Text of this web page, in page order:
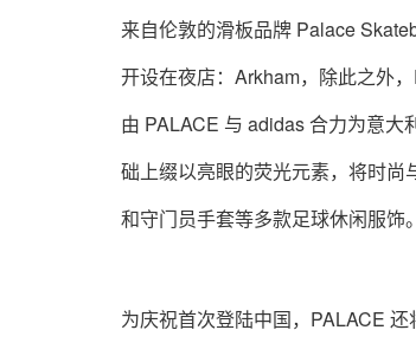
来自伦敦的滑板品牌 Palace
开设在夜店：Arkham，除此之外
由 PALACE 与 adidas 合力为意
础上缀以亮眼的荧光元素，将时
和守门员手套等多款足球休闲服饰。
为庆祝首次登陆中国，PALACE